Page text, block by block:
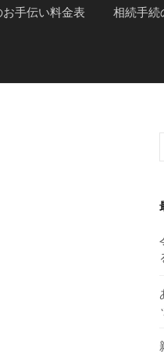
お手伝い料金表 相続手続